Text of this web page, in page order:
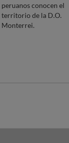
peruanos conocen el
territorio de la D.O.
Monterrei.